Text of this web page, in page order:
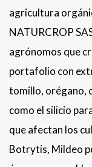
agricultura
NATURCROP
agrónomos que
portafolio con
tomillo, orégano,
como el silicio
que afectan los
Botrytis, Mildeo